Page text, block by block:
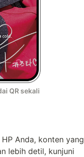
QR sekali
Anda, konten yang